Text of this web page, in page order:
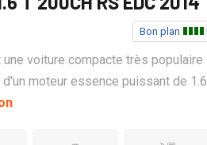
Bon plan
une voiture compacte très populaire
moteur essence puissant de 1.6